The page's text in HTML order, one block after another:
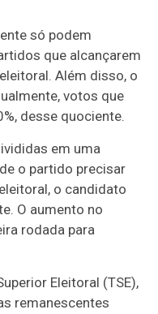
só podem
que alcançarem
Além disso, o
votos que
desse quociente.
em uma
o partido precisar
o candidato
O aumento no
rodada para
Eleitoral (TSE),
remanescentes